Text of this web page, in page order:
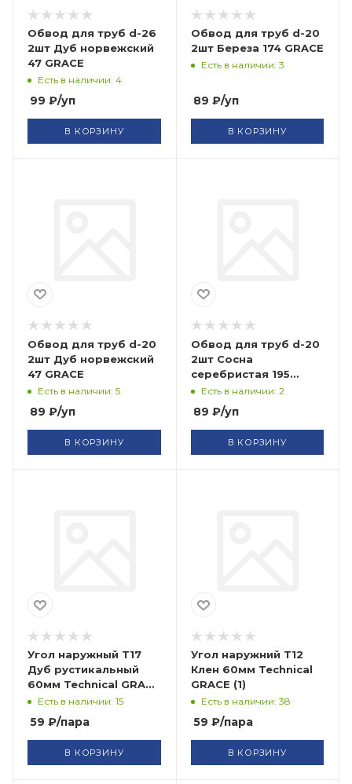
Обвод для труб d-26
2шт Дуб норвежский
47 GRACE
Есть в наличии: 4
99 ₽/уп
В КОРЗИНУ
Обвод для труб d-20
2шт Береза 174 GRACE
Есть в наличии: 3
89 ₽/уп
В КОРЗИНУ
Обвод для труб d-20
2шт Дуб норвежский
47 GRACE
Есть в наличии: 5
89 ₽/уп
В КОРЗИНУ
Обвод для труб d-20
2шт Сосна
серебристая 195
GRACE
Есть в наличии: 2
89 ₽/уп
В КОРЗИНУ
Угол наружный Т17
Дуб рустикальный
60мм Technical GRACE
(1)Есть в наличии: 15
59 ₽/пара
В КОРЗИНУ
Угол наружний Т12
Клен 60мм Technical
GRACE (1)
Есть в наличии: 38
59 ₽/пара
В КОРЗИНУ